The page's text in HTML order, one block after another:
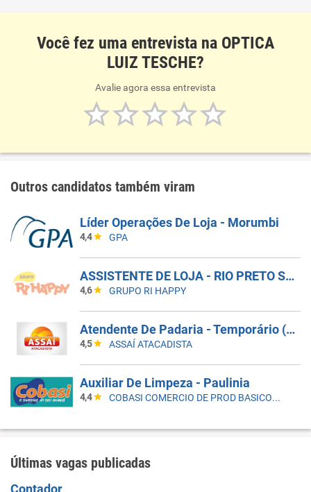
Você fez uma entrevista na OPTICA
LUIZ TESCHE?
Avalie agora essa entrevista
Outros candidatos também viram
Líder Operações De Loja - Morumbi
4,4 GPA
ASSISTENTE DE LOJA - RIO PRETO SHOPPING - EFETIVO
4,6 GRUPO RI HAPPY
Atendente De Padaria - Temporário (Alto Da XV)
4,5 ASSAÍ ATACADISTA
Auxiliar De Limpeza - Paulinia
4,4 COBASI COMERCIO DE PROD BASICOS E INDUSTRIALIZADOS LTDA
Últimas vagas publicadas
Contador